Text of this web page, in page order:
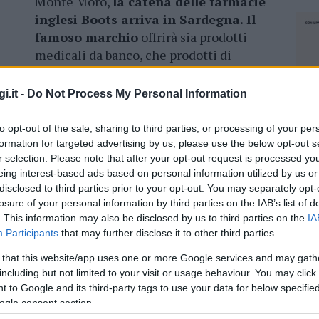
- Do Not Process My Personal Information
opt-out of the sale, sharing to third parties, or processing of your
for targeted advertising by us, please use the below opt-out
selection. Please note that after your opt-out request is processed
interest-based ads based on personal information utilized by us
to third parties prior to your opt-out. You may separately
of your personal information by third parties on the IAB’s list of
This information may also be disclosed by us to third parties on the
Participants that may further disclose it to other third parties.
that this website/app uses one or more Google services and may
but not limited to your visit or usage behaviour. You may
to Google and its third-party tags to use your data for below
consent section.
inglesi Boots arriva in Sardegna. Il
famoso marchio offrirà sia prodotti
medicali da banco, che prodotti di
bellezza, portando in Costa Smeralda
alcuni noti marchi internazionali.
per le eccellenze della cosmetica nazionale
esclusivo per la ricerca di preparati
dopo l’annuncio dell’investimento
Rosewood,è una testimonianza
della Costa Smeralda.
cliccandoqui